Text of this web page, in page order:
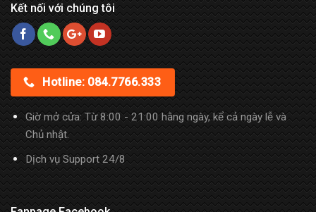
Kết nối với chúng tôi
Hotline: 084.7766.333
Giờ mở cửa: Từ 8:00 - 21:00 hằng ngày, kể cả ngày lễ và
Chủ nhật.
Dịch vụ Support 24/8